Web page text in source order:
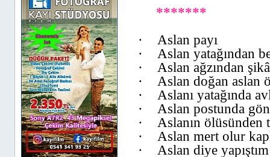
*******
·
Aslan payı
·
Aslan yatağından
·
Aslan ağzından
·
Aslan doğan aslan
·
Aslanı yatağında
·
Aslan postunda
·
Aslanın
·
Aslan mert olur
·
Aslan diye